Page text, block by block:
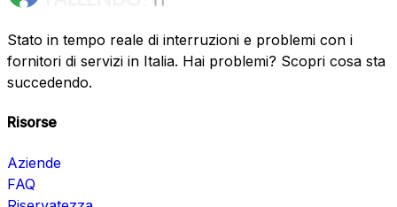
Stato in tempo reale di interruzioni e problemi con i
fornitori di servizi in Italia. Hai problemi? Scopri cosa sta
succedendo.
Risorse
Aziende
FAQ